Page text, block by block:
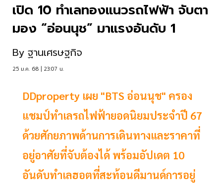
เปิด 10 ทำเลทองแนวรถไฟฟ้า จับตา
มอง “อ่อนนุช” มาแรงอันดับ 1
By ฐานเศรษฐกิจ
25 ม.ค. 68 | 23:07 น.
DDproperty เผย "BTS อ่อนนุช" ครอง
แชมป์ทำเลรถไฟฟ้ายอดนิยมประจำปี 67
ด้วยศักยภาพด้านการเดินทางและราคาที่
อยู่อาศัยที่จับต้องได้ พร้อมอัปเดต 10
อันดับทำเลฮอตที่สะท้อนดีมานด์การอยู่